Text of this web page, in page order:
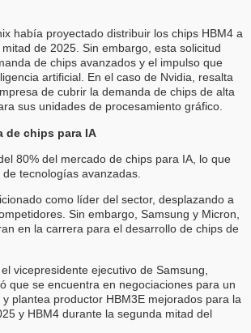
había proyectado distribuir los chips HBM4 a
de 2025. Sin embargo, esta solicitud
de chips avanzados y el impulso que
artificial. En el caso de Nvidia, resalta
de cubrir la demanda de chips de alta
sus unidades de procesamiento gráfico.
de chips para IA
80% del mercado de chips para IA, lo que
tecnologías avanzadas.
como líder del sector, desplazando a
Sin embargo, Samsung y Micron,
en la carrera para el desarrollo de chips de
vicepresidente ejecutivo de Samsung,
que se encuentra en negociaciones para un
plantea productor HBM3E mejorados para la
y HBM4 durante la segunda mitad del